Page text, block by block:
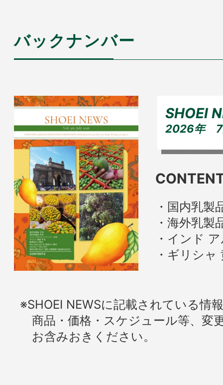
バックナンバー
SHOEI
2026年
国内乳製
海外乳製
インド
ギリシャ
※SHOEI NEWSに記載されている情
商品・価格・スケジュール等、変
お含みおきください。